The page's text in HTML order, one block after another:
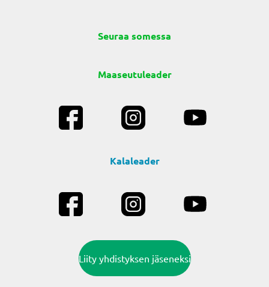
Seuraa somessa
Maaseutuleader
Kalaleader
Liity yhdistyksen jäseneksi